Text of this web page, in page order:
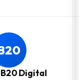
Digital